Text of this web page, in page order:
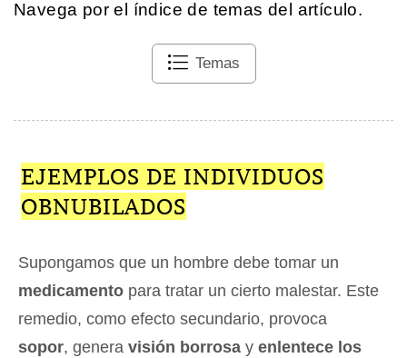
Navega por el índice de temas del artículo.
Temas
EJEMPLOS DE INDIVIDUOS
OBNUBILADOS
Supongamos que un hombre debe tomar un
medicamento para tratar un cierto malestar. Este
remedio, como efecto secundario, provoca
sopor, genera visión borrosa y enlentece los